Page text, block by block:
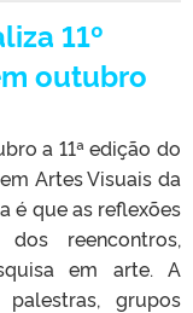
11º
outubro
a 11ª edição do
Artes Visuais da
é que as reflexões
reencontros,
em arte. A
grupos